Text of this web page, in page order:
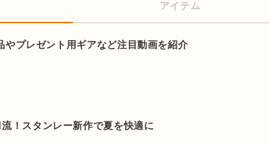
アイテム
やプレゼント用ギアなど注目動画を紹介
！スタンレー新作で夏を快適に